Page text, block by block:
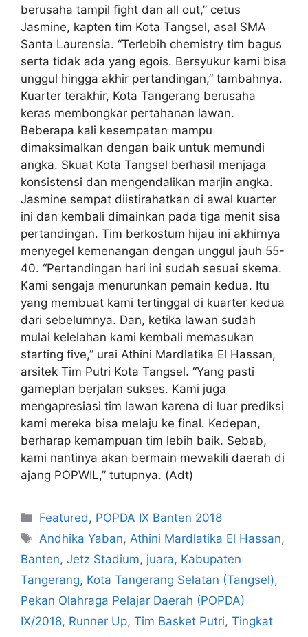
berusaha tampil fight dan all out,” cetus
Jasmine, kapten tim Kota Tangsel, asal SMA
Santa Laurensia. “Terlebih chemistry tim bagus
serta tidak ada yang egois. Bersyukur kami bisa
unggul hingga akhir pertandingan,” tambahnya.
Kuarter terakhir, Kota Tangerang berusaha
keras membongkar pertahanan lawan.
Beberapa kali kesempatan mampu
dimaksimalkan dengan baik untuk memundi
angka. Skuat Kota Tangsel berhasil menjaga
konsistensi dan mengendalikan marjin angka.
Jasmine sempat diistirahatkan di awal kuarter
ini dan kembali dimainkan pada tiga menit sisa
pertandingan. Tim berkostum hijau ini akhirnya
menyegel kemenangan dengan unggul jauh 55-
40. “Pertandingan hari ini sudah sesuai skema.
Kami sengaja menurunkan pemain kedua. Itu
yang membuat kami tertinggal di kuarter kedua
dari sebelumnya. Dan, ketika lawan sudah
mulai kelelahan kami kembali memasukan
starting five,” urai Athini Mardlatika El Hassan,
arsitek Tim Putri Kota Tangsel. “Yang pasti
gameplan berjalan sukses. Kami juga
mengapresiasi tim lawan karena di luar prediksi
kami mereka bisa melaju ke final. Kedepan,
berharap kemampuan tim lebih baik. Sebab,
kami nantinya akan bermain mewakili daerah di
ajang POPWIL,” tutupnya. (Adt)
Featured , POPDA IX Banten 2018
Andhika Yaban, Athini Mardlatika El Hassan,
Banten, Jetz Stadium, juara, Kabupaten
Tangerang, Kota Tangerang Selatan (Tangsel),
Pekan Olahraga Pelajar Daerah (POPDA)
IX/2018, Runner Up, Tim Basket Putri, Tingkat